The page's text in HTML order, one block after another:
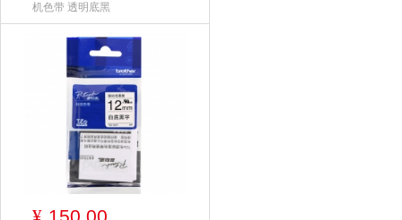
机色带 透明底黑